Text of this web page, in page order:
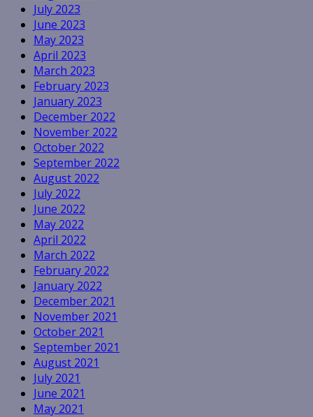
July 2023
June 2023
May 2023
April 2023
March 2023
February 2023
January 2023
December 2022
November 2022
October 2022
September 2022
August 2022
July 2022
June 2022
May 2022
April 2022
March 2022
February 2022
January 2022
December 2021
November 2021
October 2021
September 2021
August 2021
July 2021
June 2021
May 2021